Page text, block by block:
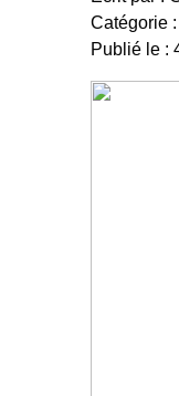
Catégorie :
Publié le :